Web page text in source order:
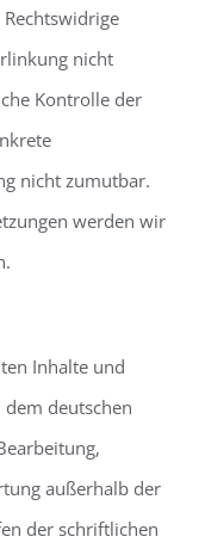
nicht
Kontrolle der
nicht zumutbar.
werden wir
Inhalte und
deutschen
außerhalb der
der schriftlichen